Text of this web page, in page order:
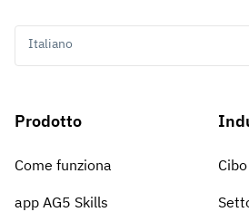
Italiano
Prodotto
Come funziona
app AG5 Skills